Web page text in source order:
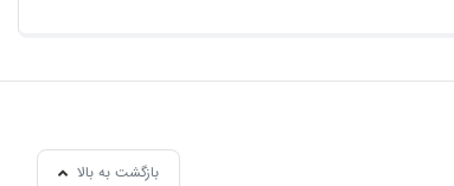
بازگشت به بالا